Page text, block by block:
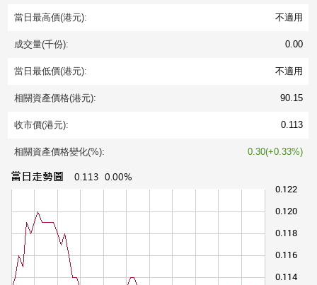
當日最高價(港元): 不適用
成交量(千份): 0.00
當日最低價(港元): 不適用
相關資產價格(港元): 90.15
收市價(港元): 0.113
相關資產價格變化(%): 0.30(+0.33%)